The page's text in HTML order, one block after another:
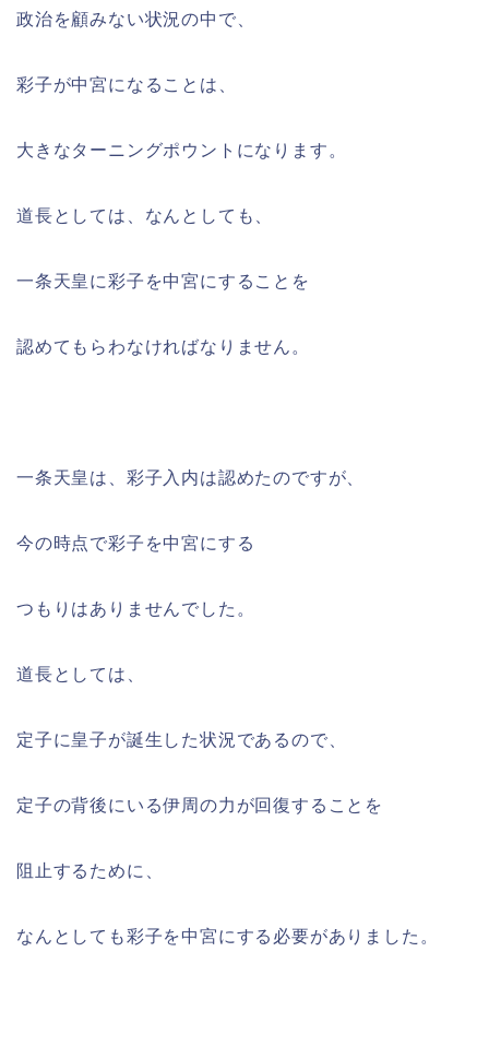
政治を顧みない状況の中で、
彩子が中宮になることは、
大きなターニングポウントになります。
道長としては、なんとしても、
一条天皇に彩子を中宮にすることを
認めてもらわなければなりません。
一条天皇は、彩子入内は認めたのですが、
今の時点で彩子を中宮にする
つもりはありませんでした。
道長としては、
定子に皇子が誕生した状況であるので、
定子の背後にいる伊周の力が回復することを
阻止するために、
なんとしても彩子を中宮にする必要がありました。